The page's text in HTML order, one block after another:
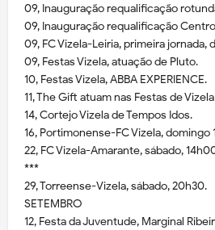
09, Inauguração requalificação
09, Inauguração requalificação
09, FC Vizela-Leiria, primeira jornada,
09, Festas Vizela, atuação de Pluto.
10, Festas Vizela, ABBA EXPERIENCE.
11, The Gift atuam nas Festas de
14, Cortejo Vizela de Tempos Idos.
16, Portimonense-FC Vizela, domingo
22, FC Vizela-Amarante, sábado,
***
29, Torreense-Vizela, sábado, 20h30.
SETEMBRO
12, Festa da Juventude, Marginal